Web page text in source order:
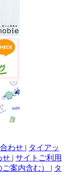
わせ | タイアッ
せ | サイトご利用
案内含む） | タ